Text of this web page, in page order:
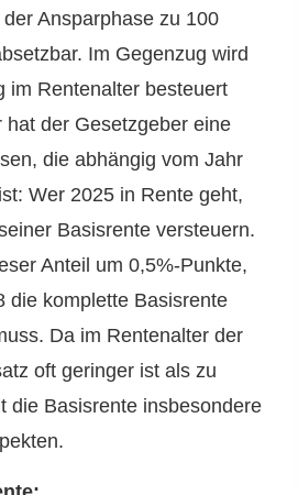
Ansparphase zu 100
Im Gegenzug wird
im Rentenalter besteuert
hat der Gesetzgeber eine
die abhängig vom Jahr
Wer 2025 in Rente geht,
Basisrente versteuern.
Anteil um 0,5%-Punkte,
die komplette Basisrente
Da im Rentenalter der
oft geringer ist als zu
die Basisrente insbesondere